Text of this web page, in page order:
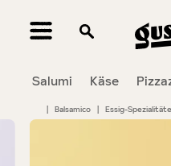
springen
Salumi Käse
| Balsamico | Essig-
Bildergalerie